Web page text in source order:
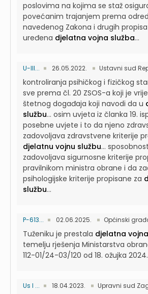
poslovima na kojima se staž
povećanim trajanjem prema
navedenog Zakona i drugih
uređena djelatna vojna služba...
U-III... 26.05.2022. Ustavni sud
kontroliranja psihičkog i fizičkog
sve prema čl. 20 ZSOS-a koji je
štetnog događaja koji navodi da u
službu... osim uvjeta iz članka 19.
posebne uvjete i to da njeno
zadovoljava zdravstvene kriterije
djelatnu vojnu službu...
zadovoljava sigurnosne kriterije
pravilnikom ministra obrane i da
psihologijske kriterije propisane za
službu...
P-613... 02.06.2025. Općinski
Tuženiku je prestala djelatna
temelju rješenja Ministarstva
112-01/24-03/120 od 18. ožujka
Us I ... 18.04.2023. Upravni sud